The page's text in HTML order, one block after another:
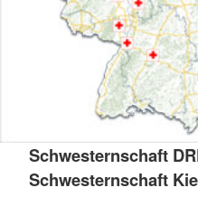
Schwesternschaft
Schwesternschaft